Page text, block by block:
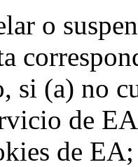
o
si (a) no
de
de